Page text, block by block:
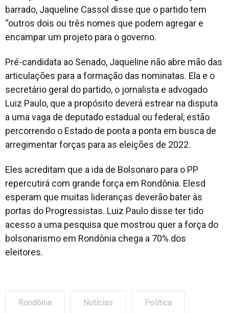
barrado, Jaqueline Cassol disse que o partido tem
“outros dois ou três nomes que podem agregar e
encampar um projeto para o governo.
Pré-candidata ao Senado, Jaqueline não abre mão das
articulações para a formação das nominatas. Ela e o
secretário geral do partido, o jornalista e advogado
Luiz Paulo, que a propósito deverá estrear na disputa
a uma vaga de deputado estadual ou federal, estão
percorrendo o Estado de ponta a ponta em busca de
arregimentar forças para as eleições de 2022.
Eles acreditam que a ida de Bolsonaro para o PP
repercutirá com grande força em Rondônia. Elesd
esperam que muitas lideranças deverão bater às
portas do Progressistas. Luiz Paulo disse ter tido
acesso a uma pesquisa que mostrou quer a força do
bolsonarismo em Rondônia chega a 70% dos
eleitores.
Rondônia Notícias Política